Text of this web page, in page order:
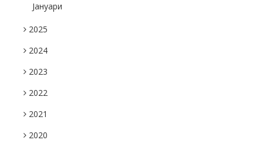
Јануари
2025
2024
2023
2022
2021
2020